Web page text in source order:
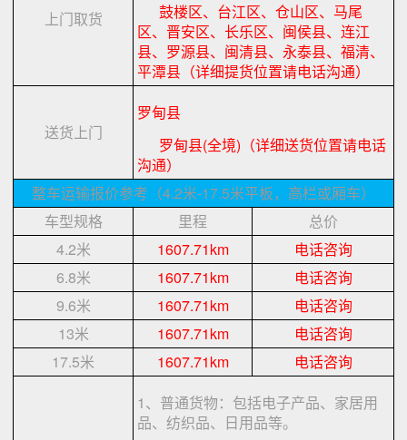
上门取货
鼓楼区、台江区、仓山区、马尾
区、晋安区、长乐区、闽侯县、连江
县、罗源县、闽清县、永泰县、福清、
平潭县（详细提货位置请电话沟通）
送货上门
罗甸县
罗甸县(全境)（详细送货位置请电话
沟通）
整车运输报价参考（4.2米-17.5米平板，高栏或厢车）
车型规格
里程
总价
4.2米
1607.71km
电话咨询
6.8米
1607.71km
电话咨询
9.6米
1607.71km
电话咨询
13米
1607.71km
电话咨询
17.5米
1607.71km 电话咨询
1、普通货物：包括电子产品、家居用
品、纺织品、日用品等。